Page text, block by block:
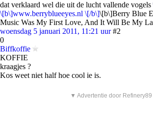
dat verklaard wel die uit de lucht vallende vogels
\[b\]www.berryblueeyes.nl \[/b\]\[b\]Berry Blue
Music Was My First Love, And It Will Be My
woensdag 5 januari 2011, 11:21 uur #2
0
Biffkoffie
KOFFIE
kraagjes ?
Kos weet niet half hoe cool ie is.
▼ Advertentie door Refinery89